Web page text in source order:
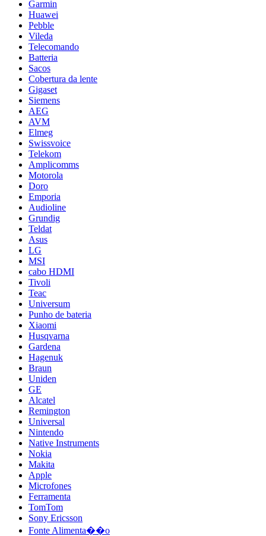
Garmin
Huawei
Pebble
Vileda
Telecomando
Batteria
Sacos
Cobertura da lente
Gigaset
Siemens
AEG
AVM
Elmeg
Swissvoice
Telekom
Amplicomms
Motorola
Doro
Emporia
Audioline
Grundig
Teldat
Asus
LG
MSI
cabo HDMI
Tivoli
Teac
Universum
Punho de bateria
Xiaomi
Husqvarna
Gardena
Hagenuk
Braun
Uniden
GE
Alcatel
Remington
Universal
Nintendo
Native Instruments
Nokia
Makita
Apple
Microfones
Ferramenta
TomTom
Sony Ericsson
Fonte Alimenta��o